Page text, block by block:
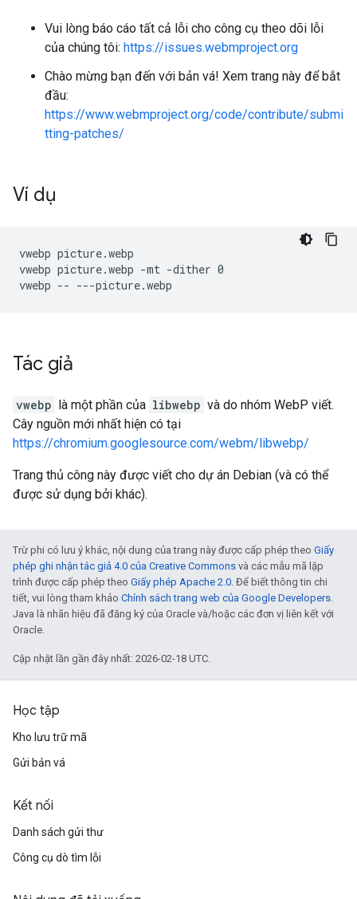
Vui lòng báo cáo tất cả lỗi cho công cụ theo dõi lỗi
của chúng tôi: https://issues.webmproject.org
Chào mừng bạn đến với bản vá! Xem trang này để bắt
đầu:
https://www.webmproject.org/code/contribute/submi
tting-patches/
Ví dụ
vwebp picture.webp
vwebp picture.webp -mt -dither 0
Tác giả
vwebp là một phần của libwebp và do nhóm WebP viết.
Cây nguồn mới nhất hiện có tại
https://chromium.googlesource.com/webm/libwebp/
Trang thủ công này được viết cho dự án Debian (và có thể
được sử dụng bởi khác).
Trừ phi có lưu ý khác, nội dung của trang này được cấp phép theo Giấy
phép ghi nhận tác giả 4.0 của Creative Commons và các mẫu mã lập
trình được cấp phép theo Giấy phép Apache 2.0. Để biết thông tin chi
tiết, vui lòng tham khảo Chính sách trang web của Google Developers.
Java là nhãn hiệu đã đăng ký của Oracle và/hoặc các đơn vị liên kết với
Oracle.
Cập nhật lần gần đây nhất: 2026-02-18 UTC.
Học tập
Kho lưu trữ mã
Gửi bản vá
Kết nối
Danh sách gửi thư
Công cụ dò tìm lỗi